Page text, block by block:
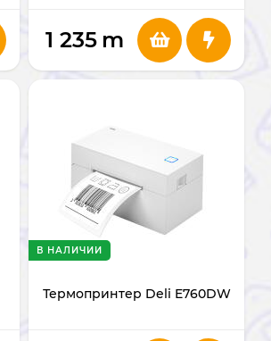
1 235 m
Термопринтер Deli E760DW
В НАЛИЧИИ